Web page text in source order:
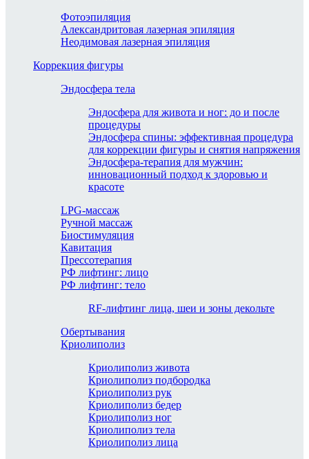
Фотоэпиляция
Александритовая лазерная эпиляция
Неодимовая лазерная эпиляция
Коррекция фигуры
Эндосфера тела
Эндосфера для живота и ног: до и после
процедуры
Эндосфера спины: эффективная процедура
для коррекции фигуры и снятия напряжения
Эндосфера-терапия для мужчин:
инновационный подход к здоровью и
красоте
LPG-массаж
Ручной массаж
Биостимуляция
Кавитация
Прессотерапия
РФ лифтинг: лицо
РФ лифтинг: тело
RF-лифтинг лица, шеи и зоны декольте
Обертывания
Криолиполиз
Криолиполиз живота
Криолиполиз подбородка
Криолиполиз рук
Криолиполиз бедер
Криолиполиз ног
Криолиполиз тела
Криолиполиз лица